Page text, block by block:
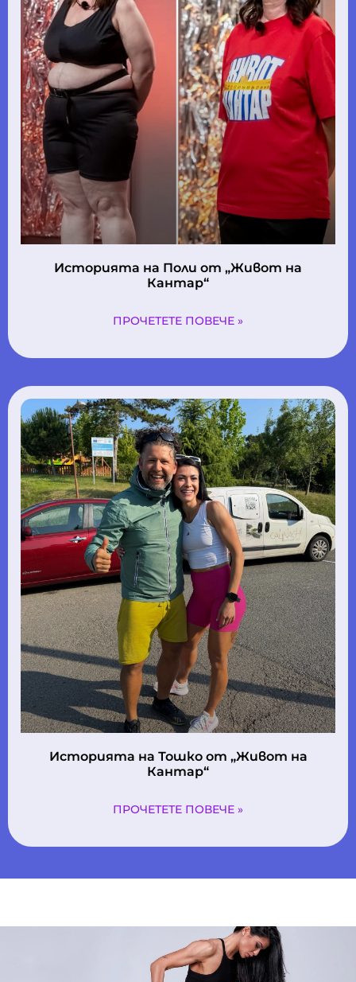
Историята на Поли oт „Живот на
Кантар“
ПРОЧЕТЕТЕ ПОВЕЧЕ »
Историята на Тошко oт „Живот на
Кантар“
ПРОЧЕТЕТЕ ПОВЕЧЕ »